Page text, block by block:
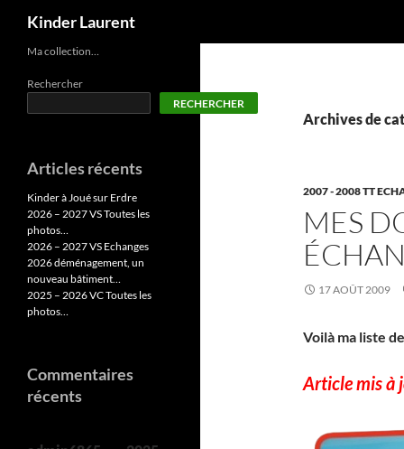
Aller
contenu
Kinder Laurent
Archives de
2007 - 2008 TT
MES
17 AOÛT 2009
Voilà ma liste
Article mis
Ma collection…
Rechercher
RECHERCHER
Articles récents
Kinder à Joué sur Erdre
2026 – 2027 VS Toutes les
photos…
2026 – 2027 VS Echanges
2026 déménagement, un
nouveau bâtiment…
2025 – 2026 VC Toutes les
photos…
Commentaires
récents